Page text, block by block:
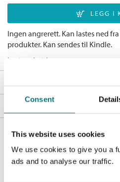
Consent
This website uses cookies
We use cookies to give you a
ads and to analyse our traffic.
Ingen angrerett. Kan lastes ned
produkter. Kan sendes til Kindle.
Last ned utdrag
Forfatter:
Anne
Innbinding: Ebok
Utgivelsesår: 2022
Forlag:
Språk:
Bokmål
ANNE JACOBS bestselgende
for alle som elsker Downton
Augsburg, 1913.
Bøker i serien
Andre utgaver
Bestselgerklubben - De